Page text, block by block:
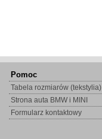
Pomoc
Tabela rozmiarów (tekstylia)
Strona auta BMW i MINI
Formularz kontaktowy